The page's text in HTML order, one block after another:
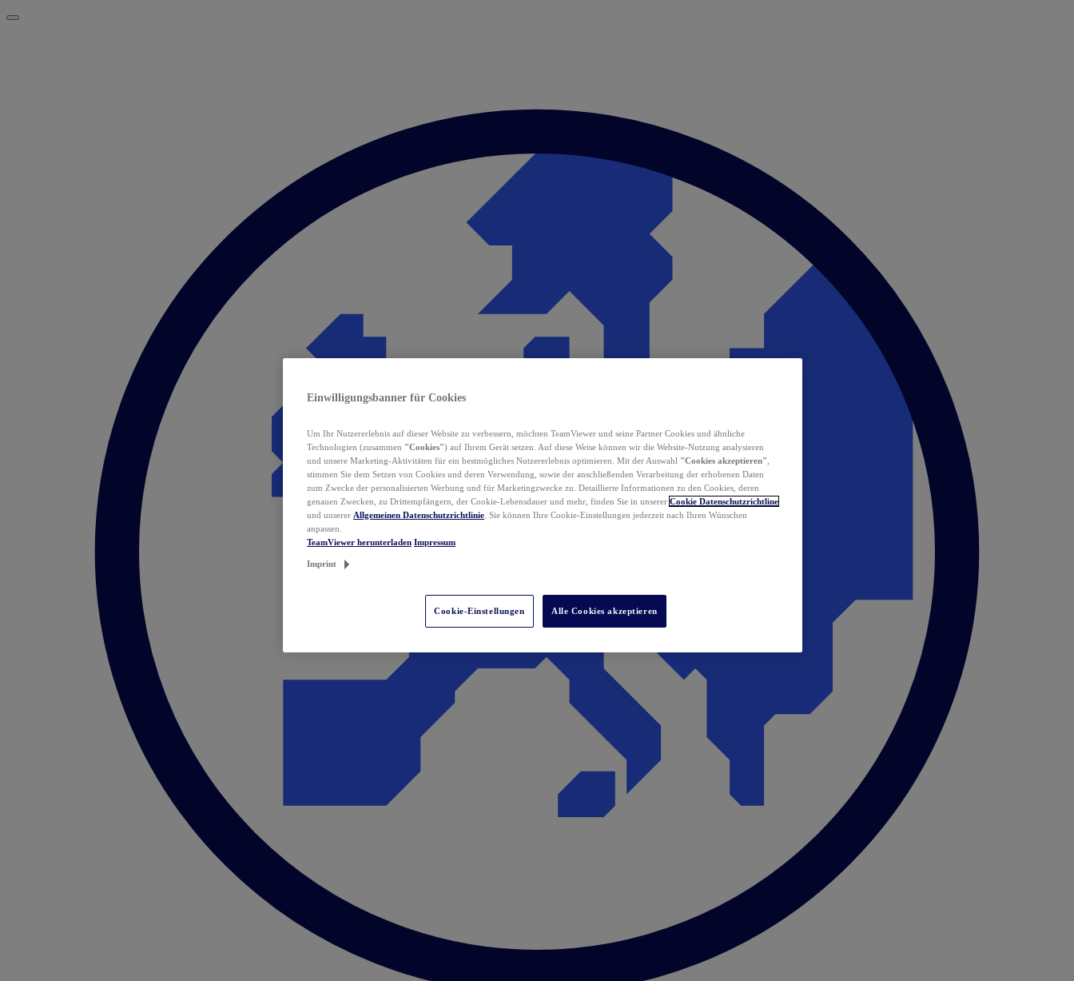
Einwilligungsbanner für Cookies
Um Ihr Nutzererlebnis auf dieser Website zu verbessern, möchten TeamViewer und seine Partner Cookies und ähnliche
Technologien (zusammen "Cookies") auf Ihrem Gerät setzen. Auf diese Weise können wir die Website-Nutzung analysieren
und unsere Marketing-Aktivitäten für ein bestmögliches Nutzererlebnis optimieren. Mit der Auswahl "Cookies akzeptieren"
stimmen Sie dem Setzen von Cookies und deren Verwendung, sowie der anschließenden Verarbeitung der erhobenen Daten
zum Zwecke der personalisierten Werbung und für Marketingzwecke zu. Detaillierte Informationen zu den Cookies, deren
genauen Zwecken, zu Drittempfängern, der Cookie-Lebensdauer und mehr, finden Sie in unserer Cookie Datenschutzrichtline
und unserer Allgemeinen Datenschutzrichtlinie . Sie können Ihre Cookie-Einstellungen jederzeit nach Ihren Wünschen
anpassen.
TeamViewer herunterladen Impressum
Imprint
Cookie-Einstellungen Alle Cookies akzeptieren